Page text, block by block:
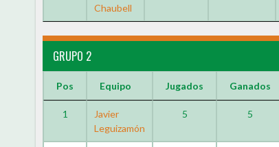
Chaubell
GRUPO 2
Pos Equipo Jugados Ganados
1
Javier
Leguizamón
5 5